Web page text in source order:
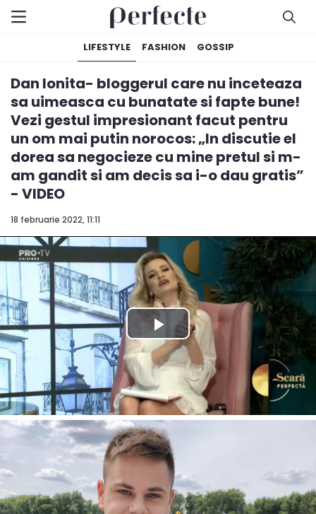
LIFESTYLE FASHION GOSSIP
18 februarie 2022, 11:11
Dan Ionita- bloggerul care nu inceteaza
sa uimeasca cu bunatate si fapte bune!
Vezi gestul impresionant facut pentru
un om mai putin norocos: „In discutie el
dorea sa negocieze cu mine pretul si m-
am gandit si am decis sa i-o dau gratis”
- VIDEO